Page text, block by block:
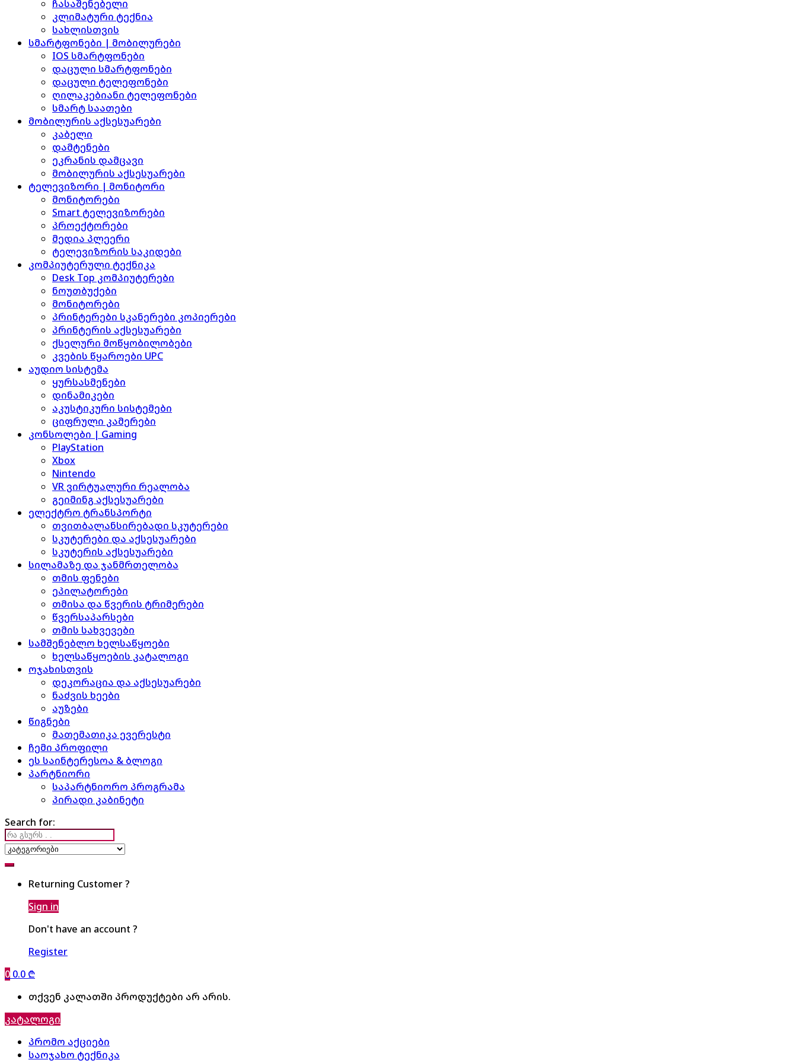
ჩასაშენებელი
კლიმატური ტექნია
სახლისთვის
სმარტფონები | მობილურები
IOS სმარტფონები
დაცული სმარტფონები
დაცული ტელეფონები
ღილაკებიანი ტელეფონები
სმარტ საათები
მობილურის აქსესუარები
კაბელი
დამტენები
ეკრანის დამცავი
მობილურის აქსესუარები
ტელევიზორი | მონიტორი
მონიტორები
Smart ტელევიზორები
პროექტორები
მედია პლეერი
ტელევიზორის საკიდები
კომპიუტერული ტექნიკა
Desk Top კომპიუტერები
ნოუთბუქები
მონიტორები
პრინტერები სკანერები კოპიერები
პრინტერის აქსესუარები
ქსელური მოწყობილობები
კვების წყაროები UPC
აუდიო სისტემა
ყურსასმენები
დინამიკები
აკუსტიკური სისტემები
ციფრული კამერები
კონსოლები | Gaming
PlayStation
Xbox
Nintendo
VR ვირტუალური რეალობა
გეიმინგ აქსესუარები
ელექტრო ტრანსპორტი
თვითბალანსირებადი სკუტერები
სკუტერები და აქსესუარები
სკუტერის აქსესუარები
სილამაზე და ჯანმრთელობა
თმის ფენები
ეპილატორები
თმისა და წვერის ტრიმერები
წვერსაპარსები
თმის სახვევები
სამშენებლო ხელსაწყოები
ხელსაწყოების კატალოგი
ოჯახისთვის
დეკორაცია და აქსესუარები
ნაძვის ხეები
აუზები
წიგნები
მათემათიკა ევერესტი
ჩემი პროფილი
ეს საინტერესოა & ბლოგი
პარტნიორი
საპარტნიორო პროგრამა
პირადი კაბინეტი
Search for:
Returning Customer ?
Sign in
Don't have an account ?
Register
0 0.0 ₾
თქვენ კალათში პროდუქტები არ არის.
კატალოგი
პრომო აქციები
საოჯახო ტექნიკა